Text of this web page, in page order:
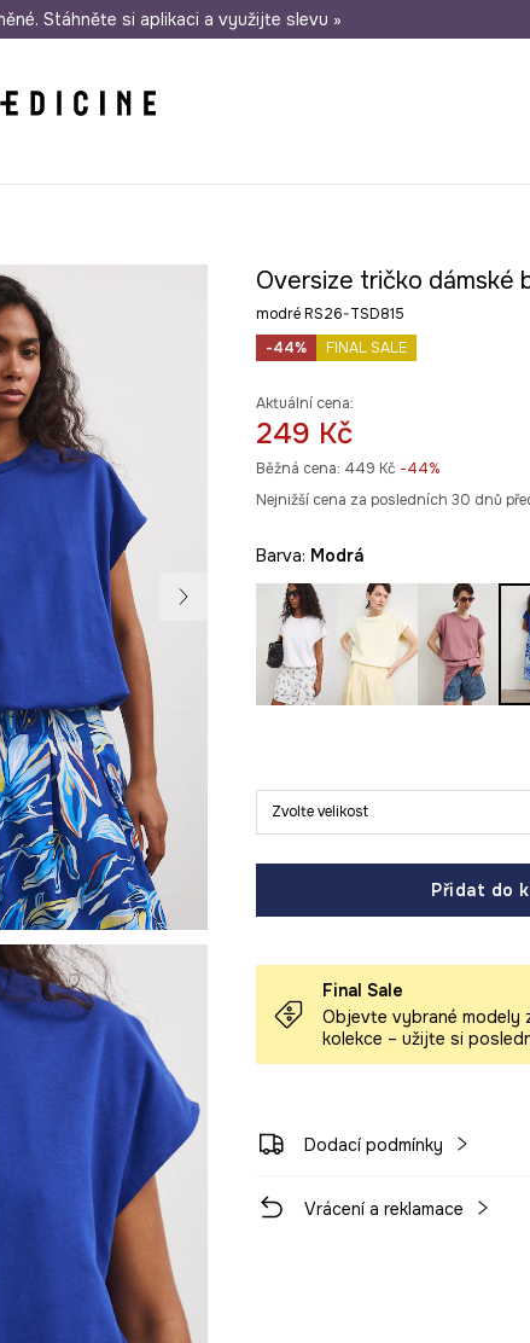
Odeslání i do 24 hodin 30 dní na vrácení zboží
Stáhněte si aplikaci a využijte slevu »
Oversize tričko dámské
modré RS26-TSD815
-44%
FINAL SALE
Aktuální cena:
249 Kč
Běžná cena: 449 Kč -44%
Nejnižší cena za posledních 30 dnů
Barva: modrá
Zvolte velikost
Přidat do
Final Sale
Objevte vybrané modely
kolekce – užijte si
Dodací podmínky
Vrácení a reklamace